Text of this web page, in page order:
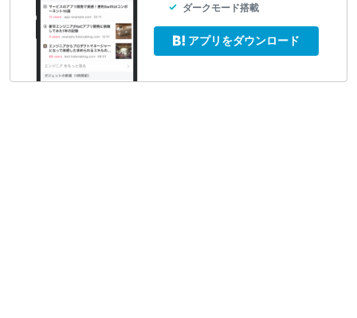
ダークモード搭載
アプリをダウンロード